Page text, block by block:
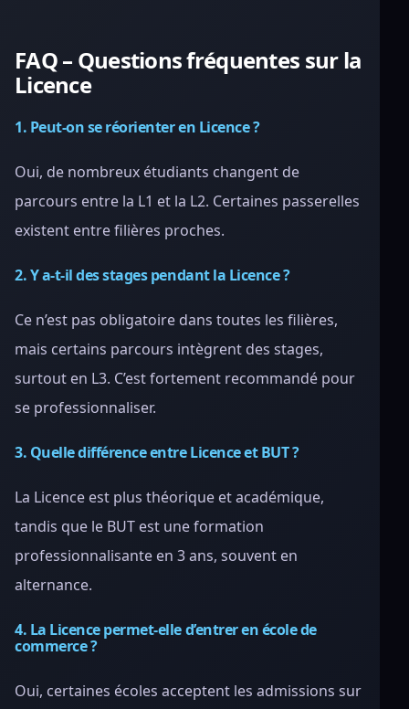
FAQ – Questions fréquentes sur la
Licence
1. Peut-on se réorienter en Licence ?
Oui, de nombreux étudiants changent de
parcours entre la L1 et la L2. Certaines passerelles
existent entre filières proches.
2. Y a-t-il des stages pendant la Licence ?
Ce n’est pas obligatoire dans toutes les filières,
mais certains parcours intègrent des stages,
surtout en L3. C’est fortement recommandé pour
se professionnaliser.
3. Quelle différence entre Licence et BUT ?
La Licence est plus théorique et académique,
tandis que le BUT est une formation
professionnalisante en 3 ans, souvent en
alternance.
4. La Licence permet-elle d’entrer en école de
commerce ?
Oui, certaines écoles acceptent les admissions sur